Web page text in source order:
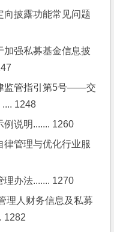
向披露功能常见问题
加强私募基金信息披
监管指引第5号——交
1248
说明....... 1260
律管理与优化行业服
办法....... 1270
理人财务信息及私募
1282